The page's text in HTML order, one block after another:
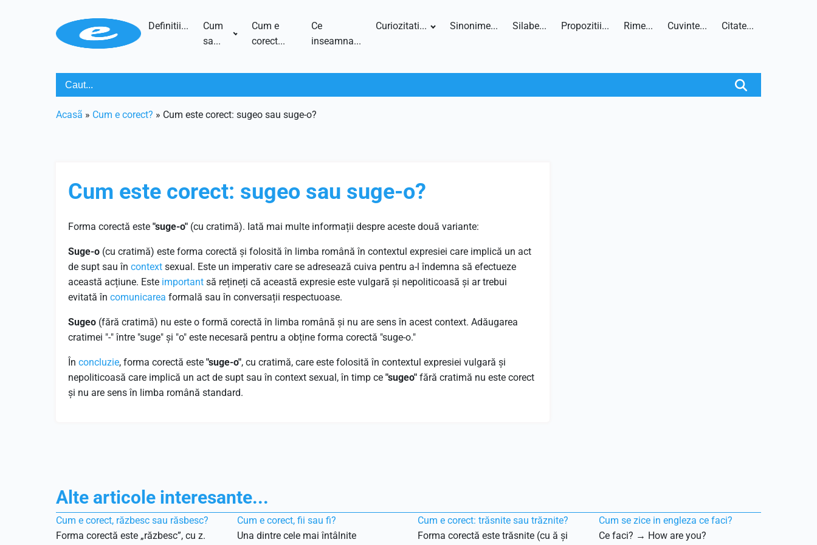
Definitii...
Cum
sa...
Cum e
corect...
Ce
inseamna...
Curiozitati... Sinonime... Silabe... Propozitii... Rime... Cuvinte... Citate...
Acasã » Cum e corect? » Cum este corect: sugeo sau suge-o?
Cum este corect: sugeo sau suge-o?
Forma corectă este "suge-o" (cu cratimă). Iată mai multe informații despre aceste două variante:
Suge-o (cu cratimă) este forma corectă și folosită în limba română în contextul expresiei care implică un act
de supt sau în context sexual. Este un imperativ care se adresează cuiva pentru a-l îndemna să efectueze
această acțiune. Este important să rețineți că această expresie este vulgară și nepoliticoasă și ar trebui
evitată în comunicarea formală sau în conversații respectuoase.
Sugeo (fără cratimă) nu este o formă corectă în limba română și nu are sens în acest context. Adăugarea
cratimei "-" între "suge" și "o" este necesară pentru a obține forma corectă "suge-o."
În concluzie, forma corectă este "suge-o", cu cratimă, care este folosită în contextul expresiei vulgară și
nepoliticoasă care implică un act de supt sau în context sexual, în timp ce "sugeo" fără cratimă nu este corect
și nu are sens în limba română standard.
Alte articole interesante...
Cum e corect, răzbesc sau răsbesc?
Forma corectă este „răzbesc”, cu z.
Cum e corect, fii sau fi?
Una dintre cele mai întâlnite
Cum e corect: trăsnite sau trăznite?
Forma corectă este trăsnite (cu ă și
Cum se zice in engleza ce faci?
Ce faci? → How are you?